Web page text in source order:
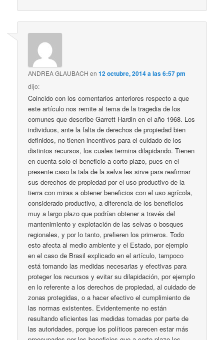
ANDREA GLAUBACH en12 octubre, 2014 a las 6:57 pm
dijo:
Coincido con los comentarios anteriores respecto a que
este artículo nos remite al tema de la tragedia de los
comunes que describe Garrett Hardin en el año 1968. Los
individuos, ante la falta de derechos de propiedad bien
definidos, no tienen incentivos para el cuidado de los
distintos recursos, los cuales termina dilapidando. Tienen
en cuenta solo el beneficio a corto plazo, pues en el
presente caso la tala de la selva les sirve para reafirmar
sus derechos de propiedad por el uso productivo de la
tierra con miras a obtener beneficios con el uso agrícola,
considerado productivo, a diferencia de los beneficios
muy a largo plazo que podrían obtener a través del
mantenimiento y explotación de las selvas o bosques
regionales, y por lo tanto, prefieren los primeros. Todo
esto afecta al medio ambiente y el Estado, por ejemplo
en el caso de Brasil explicado en el artículo, tampoco
está tomando las medidas necesarias y efectivas para
proteger los recursos y evitar su dilapidación, por ejemplo
en lo referente a los derechos de propiedad, al cuidado de
zonas protegidas, o a hacer efectivo el cumplimiento de
las normas existentes. Evidentemente no están
resultando eficientes las medidas tomadas por parte de
las autoridades, porque los políticos parecen estar más